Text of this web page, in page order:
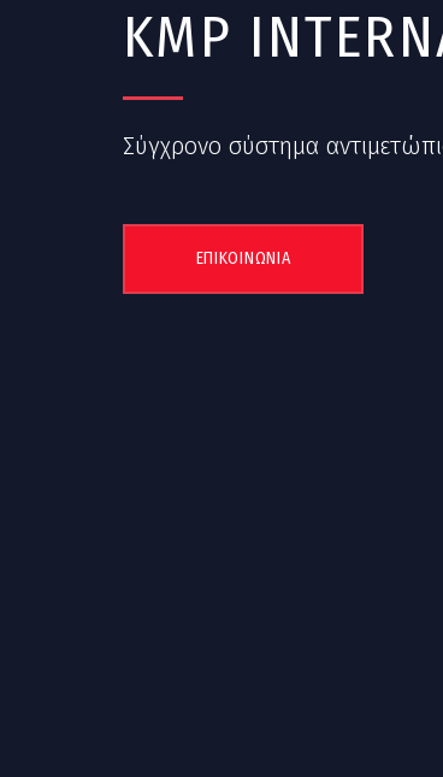
KMP
Σύγχρονο σύστημα
ΕΠΙΚΟΙΝΩΝΙΑ